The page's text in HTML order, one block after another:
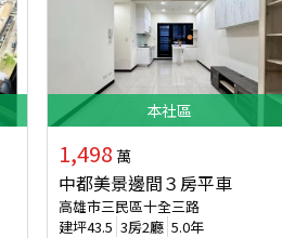
本社區
1,498 萬
中都美景邊間３房平車
高雄市三民區十全三路
建坪43.5 3房2廳 5.0年